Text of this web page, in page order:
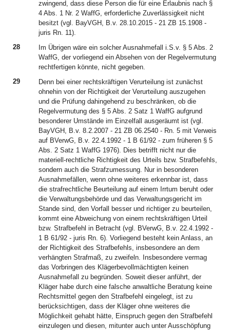
zwingend, dass diese Person die für eine Erlaubnis nach §
4 Abs. 1 Nr. 2 WaffG, erforderliche Zuverlässigkeit nicht
besitzt (vgl. BayVGH, B.v. 28.10.2015 - 21 ZB 15.1908 -
juris Rn. 11).
28
Im Übrigen wäre ein solcher Ausnahmefall i.S.v. § 5 Abs. 2
WaffG, der vorliegend ein Absehen von der Regelvermutung
rechtfertigen könnte, nicht gegeben.
29
Denn bei einer rechtskräftigen Verurteilung ist zunächst
ohnehin von der Richtigkeit der Verurteilung auszugehen
und die Prüfung dahingehend zu beschränken, ob die
Regelvermutung des § 5 Abs. 2 Satz 1 WaffG aufgrund
besonderer Umstände im Einzelfall ausgeräumt ist (vgl.
BayVGH, B.v. 8.2.2007 - 21 ZB 06.2540 - Rn. 5 mit Verweis
auf BVerwG, B.v. 22.4.1992 - 1 B 61/92 - zum früheren § 5
Abs. 2 Satz 1 WaffG 1976). Dies betrifft nicht nur die
materiell-rechtliche Richtigkeit des Urteils bzw. Strafbefehls,
sondern auch die Strafzumessung. Nur in besonderen
Ausnahmefällen, wenn ohne weiteres erkennbar ist, dass
die strafrechtliche Beurteilung auf einem Irrtum beruht oder
die Verwaltungsbehörde und das Verwaltungsgericht im
Stande sind, den Vorfall besser und richtiger zu beurteilen,
kommt eine Abweichung von einem rechtskräftigen Urteil
bzw. Strafbefehl in Betracht (vgl. BVerwG, B.v. 22.4.1992 -
1 B 61/92 - juris Rn. 6). Vorliegend besteht kein Anlass, an
der Richtigkeit des Strafbefehls, insbesondere an dem
verhängten Strafmaß, zu zweifeln. Insbesondere vermag
das Vorbringen des Klägerbevollmächtigten keinen
Ausnahmefall zu begründen. Soweit dieser anführt, der
Kläger habe durch eine falsche anwaltliche Beratung keine
Rechtsmittel gegen den Strafbefehl eingelegt, ist zu
berücksichtigen, dass der Kläger ohne weiteres die
Möglichkeit gehabt hätte, Einspruch gegen den Strafbefehl
einzulegen und diesen, mitunter auch unter Ausschöpfung